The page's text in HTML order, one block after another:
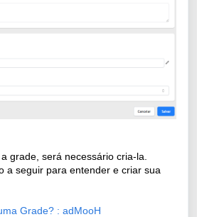
grade, será necessário cria-la.
a seguir para entender e criar sua
Grade? : adMooH